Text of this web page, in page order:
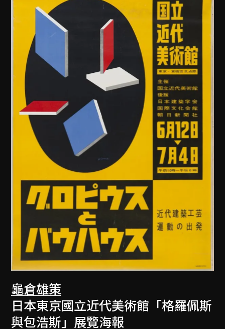
龜倉雄策
日本東京國立近代美術館「格羅佩斯
與包浩斯」展覽海報